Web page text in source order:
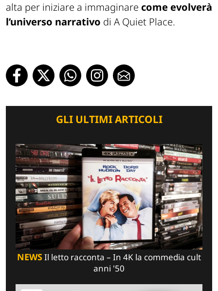
alta per iniziare a immaginare come evolverà
l’universo narrativo di A Quiet Place.
GLI ULTIMI ARTICOLI
NEWSIl letto racconta – In 4K la commedia cult
anni '50